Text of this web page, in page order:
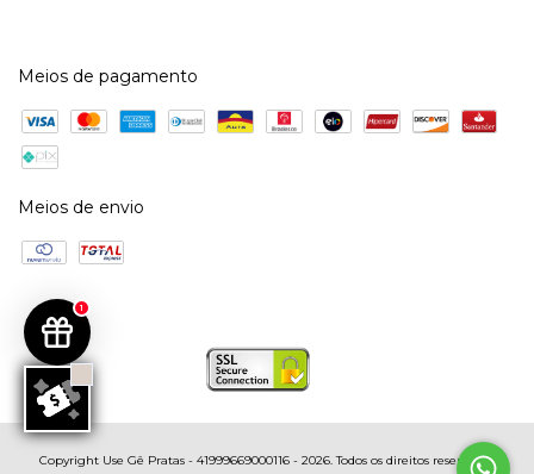
1
Meios de pagamento
Meios de envio
Copyright Use Gê Pratas - 41999669000116 - 2026. Todos os direitos reservados.